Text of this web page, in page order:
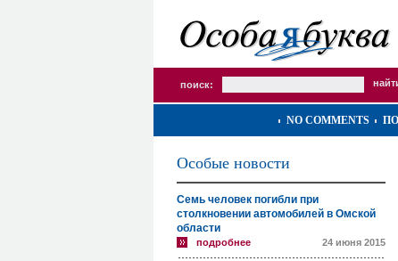
поиск:
NO COMMENTS
Особые новости
Семь человек погибли при
столкновении автомобилей в Омской
области
подробнее 24 июня 2015